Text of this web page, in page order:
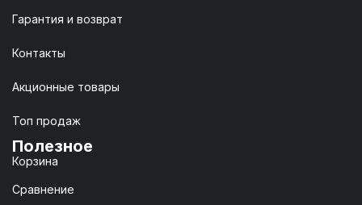
Гарантия и возврат
Контакты
Акционные товары
Топ продаж
Полезное
Корзина
Сравнение